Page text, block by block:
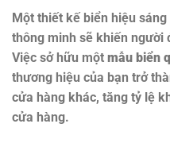
Một thiết kế biển hiệu
thông minh sẽ khiến
Việc sở hữu một mẫu biển
thương hiệu của bạn trở
cửa hàng khác, tăng tỷ lệ
cửa hàng.